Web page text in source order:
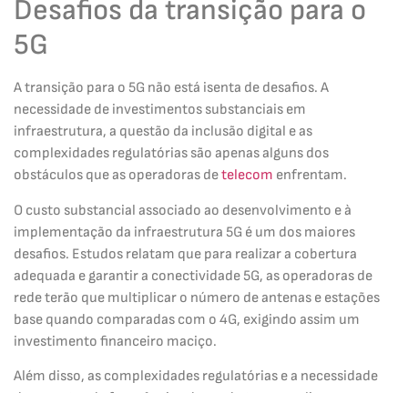
Desafios da transição para o
5G
A transição para o 5G não está isenta de desafios. A
necessidade de investimentos substanciais em
infraestrutura, a questão da inclusão digital e as
complexidades regulatórias são apenas alguns dos
obstáculos que as operadoras detelecom enfrentam.
O custo substancial associado ao desenvolvimento e à
implementação da infraestrutura 5G é um dos maiores
desafios. Estudos relatam que para realizar a cobertura
adequada e garantir a conectividade 5G, as operadoras de
rede terão que multiplicar o número de antenas e estações
base quando comparadas com o 4G, exigindo assim um
investimento financeiro maciço.
Além disso, as complexidades regulatórias e a necessidade